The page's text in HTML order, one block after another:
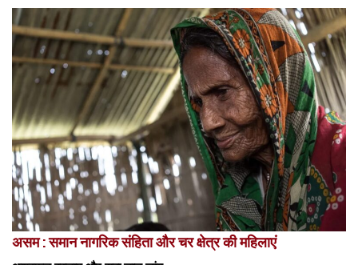
असम : समान नागरिक संहिता और चर क्षेत्र की महिलाएं